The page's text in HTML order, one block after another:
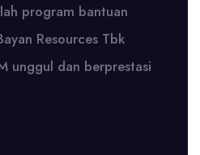
program bantuan
Resources Tbk
unggul dan berprestasi